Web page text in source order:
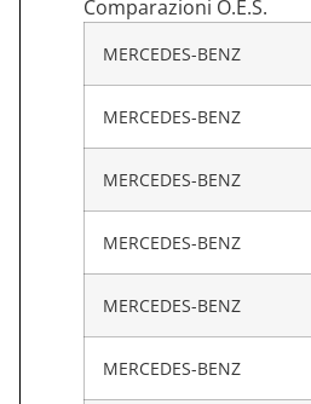
Comparazioni O.E.S.
MERCEDES-BENZ
MERCEDES-BENZ
MERCEDES-BENZ
MERCEDES-BENZ
MERCEDES-BENZ
MERCEDES-BENZ